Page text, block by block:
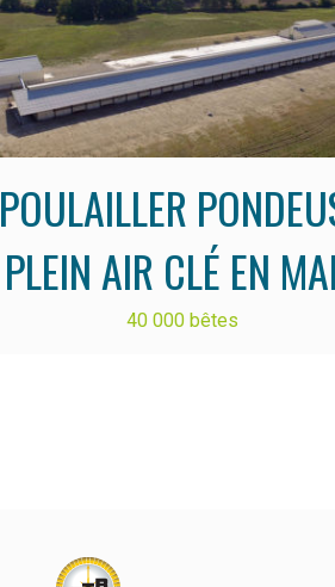
POULAILLER
PLEIN AIR CLÉ EN
40 000 bêtes